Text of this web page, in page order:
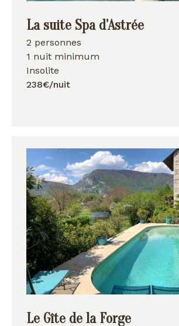
La suite Spa d’Astrée
2 personnes
1 nuit minimum
Insolite
238€/nuit
Le Gîte de la Forge